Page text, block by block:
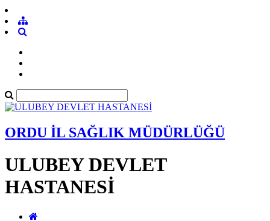
ORDU İL SAĞLIK MÜDÜRLÜĞÜ
ULUBEY DEVLET
HASTANESİ